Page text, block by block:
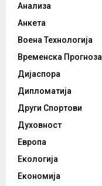
Анализа
Анкета
Воена Технологија
Временска Прогноза
Дијаспора
Дипломатија
Други Спортови
Духовност
Европа
Екологија
Економија